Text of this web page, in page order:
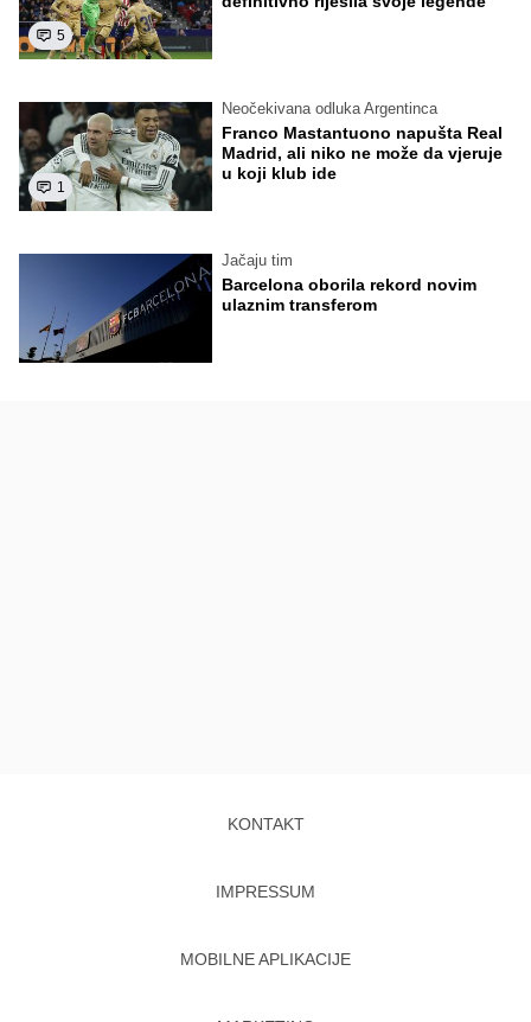
5
1
Neočekivana odluka Argentinca
Franco Mastantuono napušta Real
Madrid, ali niko ne može da vjeruje
u koji klub ide
Jačaju tim
Barcelona oborila rekord novim
ulaznim transferom
KONTAKT
IMPRESSUM
MOBILNE APLIKACIJE